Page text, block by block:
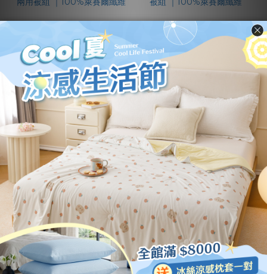
80支天絲｜【調皮小
熊】床包兩用被組 ｜
100%萊賽爾纖維
NT$4,480
NT$5,580
加入購物車
60支天絲｜【袋熊】
床包兩用被組 ｜100%
萊賽爾纖維
NT$3,280 ~ NT$3,580
NT$4,780
加入購物車